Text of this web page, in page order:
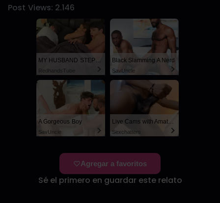
Post Views: 2.146
MY HUSBAND STEPSON MISTAKENLY GIVES ME IN THE ASS
RedhandsTube
Black Slamming A Nerd
SayUncle
A Gorgeous Boy
SayUncle
Live Cams with Amateur Men
Sexchatters
Agregar a favoritos
Sé el primero en guardar este relato